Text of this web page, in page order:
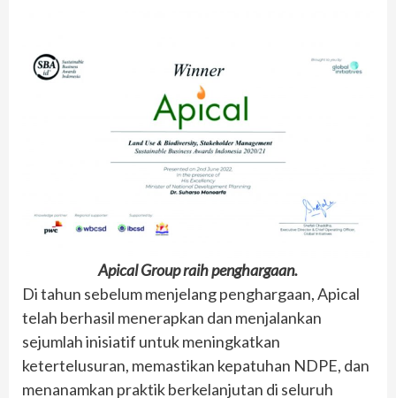
Apical Group raih penghargaan.
Di tahun sebelum menjelang penghargaan, Apical
telah berhasil menerapkan dan menjalankan
sejumlah inisiatif untuk meningkatkan
ketertelusuran, memastikan kepatuhan NDPE, dan
menanamkan praktik berkelanjutan di seluruh